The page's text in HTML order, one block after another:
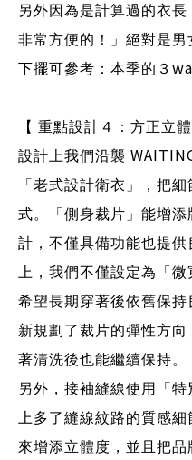
另外因為是計算過的衣
非常方便的！」絕對是
下擺可參考：本季的３
【 重點設計４：方正立
設計上我們沿襲
「老式設計衛衣」，把
式。
「側身裁片」能增
計，不僅具備功能也提
上，我們不僅設定為「
希望長期穿著後依舊保持
新規劃了裁片的彈性方
著清洗後也能繼續保持。
另外，接袖縫線使用「
上多了縫線紋路的質感
來增添立體度，並且把品